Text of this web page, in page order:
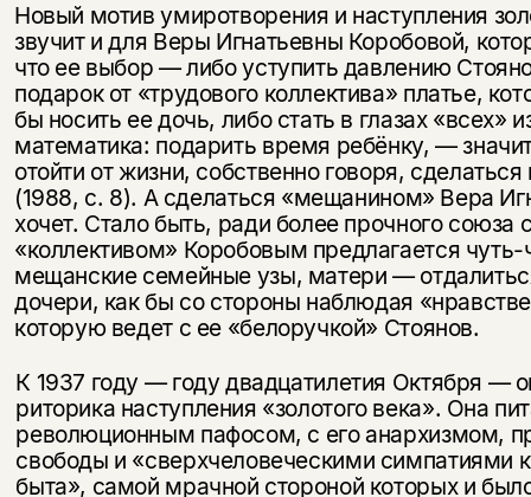
Новый мотив умиротворения и наступления
звучит и для Веры Игнатьевны Коробовой,
что ее выбор — либо усту­пить давлению
подарок от «трудового коллектива» платье,
бы носить ее дочь, либо стать в глазах «всех»
математика: подарить время ребёнку, —
отойти от жизни, собственно говоря,
(1988, с. 8). А сделать­ся «мещанином» Вера
хочет. Стало быть, ради более прочно­го союза
«коллективом» Коробовым предлагается чуть-
ме­щанские семейные узы, матери —
дочери, как бы со стороны наблюдая
которую ведет с ее «белоруч­кой» Стоянов.
К 1937 году — году двадцатилетия Октября —
риторика наступ­ления «золотого века». Она
революционным пафосом, с его анархизмом,
свободы и «сверхчеловеческими симпатиями
быта», самой мрачной стороной которых и